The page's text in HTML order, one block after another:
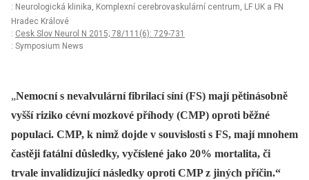
: Neurologická klinika, Komplexní cerebrovaskulární centrum, LF UK a FN
Hradec Králové
: Cesk Slov Neurol N 2015; 78/111(6): 729-731
: Symposium News
„Nemocní s nevalvulární fibrilací síní (FS) mají pětinásobně
vyšší riziko cévní mozkové příhody (CMP) oproti běžné
populaci. CMP, k nimž dojde v souvislosti s FS, mají mnohem
častěji fatální důsledky, vyčíslené jako 20% mortalita, či
trvale invalidizující následky oproti CMP z jiných příčin.“